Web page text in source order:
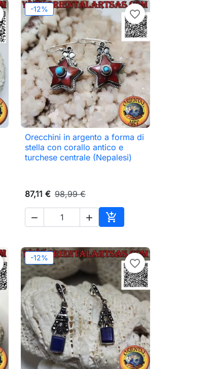
-12% favorite_border
 Anteprima
Orecchini in argento a forma di
stella con corallo antico e
turchese centrale (Nepalesi)
87,11 € 98,99 €
  
Aggiungi al carrello
-12% favorite_border